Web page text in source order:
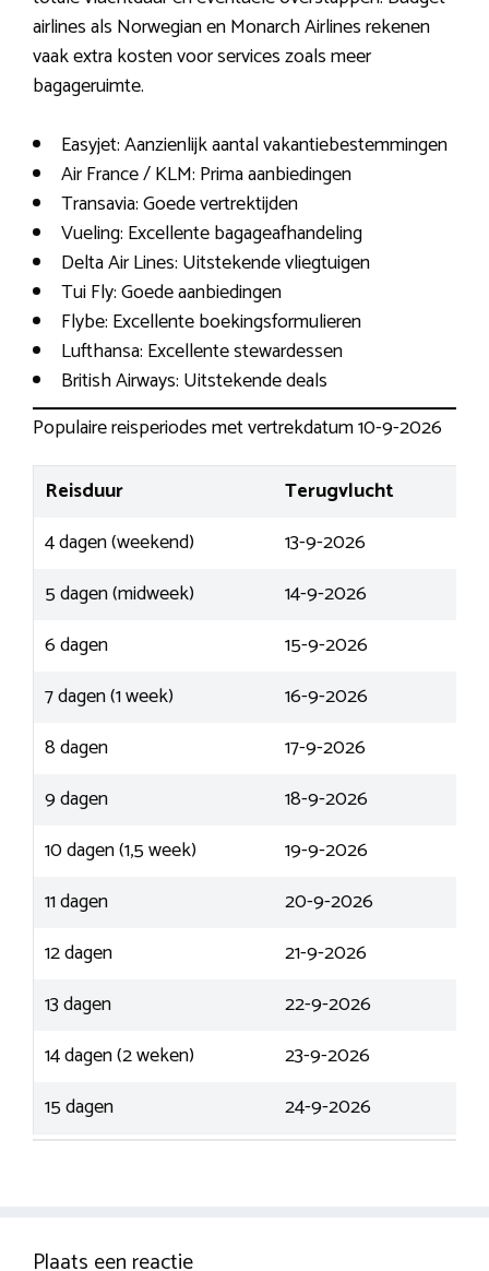
airlines als Norwegian en Monarch Airlines rekenen
vaak extra kosten voor services zoals meer
bagageruimte.
Easyjet: Aanzienlijk aantal vakantiebestemmingen
Air France / KLM: Prima aanbiedingen
Transavia: Goede vertrektijden
Vueling: Excellente bagageafhandeling
Delta Air Lines: Uitstekende vliegtuigen
Tui Fly: Goede aanbiedingen
Flybe: Excellente boekingsformulieren
Lufthansa: Excellente stewardessen
British Airways: Uitstekende deals
Populaire reisperiodes met vertrekdatum 10-9-2026
Reisduur
Terugvlucht
4 dagen (weekend)
13-9-2026
5 dagen (midweek)
14-9-2026
6 dagen
15-9-2026
7 dagen (1 week)
16-9-2026
8 dagen
17-9-2026
9 dagen
18-9-2026
10 dagen (1,5 week)
19-9-2026
11 dagen
20-9-2026
12 dagen
21-9-2026
13 dagen
22-9-2026
14 dagen (2 weken)
23-9-2026
15 dagen
24-9-2026
Plaats een reactie